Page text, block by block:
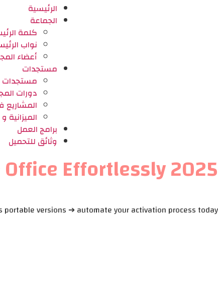
الرئيسية
الجماعة
كلمة
نواب
أعضاء
مستجدات
مستجدات
دورات
المشاريع
⁠الميزانية
برامج العمل
وثائق للتحميل
Effortlessly 2025
versions ➔ automate your activation process today!